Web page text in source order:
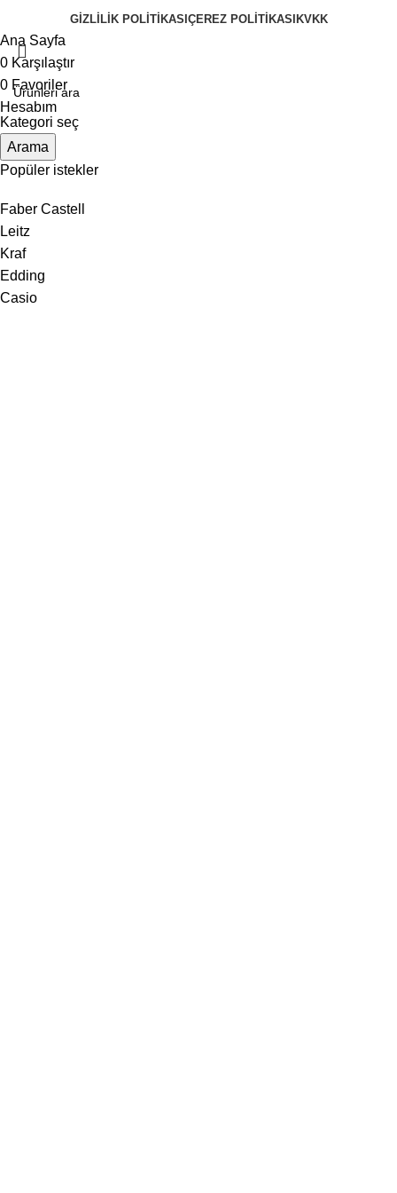
GIZLILIK POLITIKASI ÇEREZ POLITIKASI KVKK
Kategori seç
Arama
Popüler istekler
Faber Castell
Leitz
Kraf
Edding
Casio
Ana Sayfa
0 Karşılaştır
0 Favoriler
Hesabım